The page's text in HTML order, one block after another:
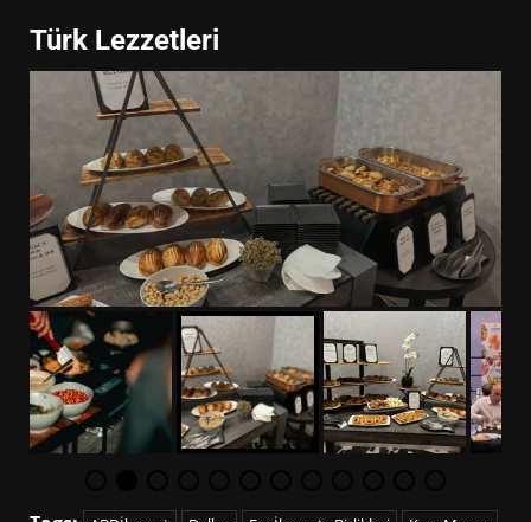
Türk Lezzetleri